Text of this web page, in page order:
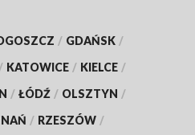
/ GDAŃSK /
/ KATOWICE / KIELCE /
/ ŁÓDŹ / OLSZTYN /
/ RZESZÓW /